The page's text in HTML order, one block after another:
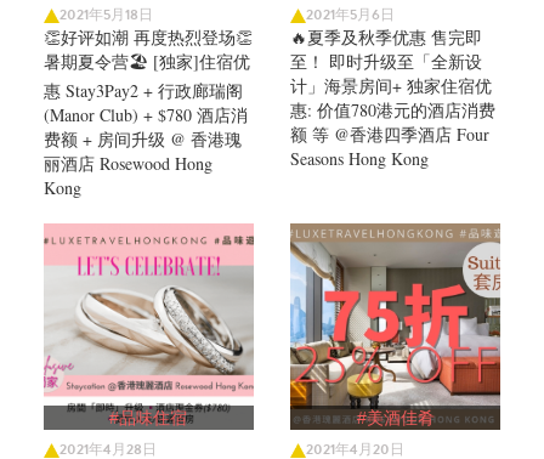
2021年5月18日
👏好评如潮 再度热烈登场👏
暑期夏令营🏖️ [独家]住宿优
惠 Stay3Pay2 + 行政廊瑞阁
(Manor Club) + $780 酒店消
费额 + 房间升级 @ 香港瑰
丽酒店 Rosewood Hong
Kong
2021年5月6日
🔥夏季及秋季优惠 售完即
至！ 即时升级至「全新设
计」海景房间+ 独家住宿优
惠: 价值780港元的酒店消费
额 等 @香港四季酒店 Four
Seasons Hong Kong
#品味住宿
2021年4月28日
#美酒佳肴
2021年4月20日